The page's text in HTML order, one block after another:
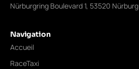
Navigation
Accueil
RaceTaxi
Nürburgring Boulevard 1, 53520 Nürburg